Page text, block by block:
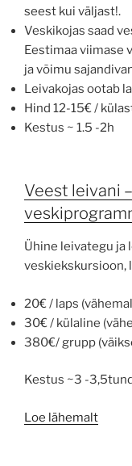
seest kui väljast!.
Veskikojas saad
Eestimaa viimase
ja võimu
Leivakojas ootab
Hind 12-15€ /
Kestus ~ 1.5 -2h
Veest leivani
Ühine leivategu ja
veskiekskursioon,
20€ / laps
30€ / külaline
380€/ grupp
Kestus ~3 -
Loe lähemalt